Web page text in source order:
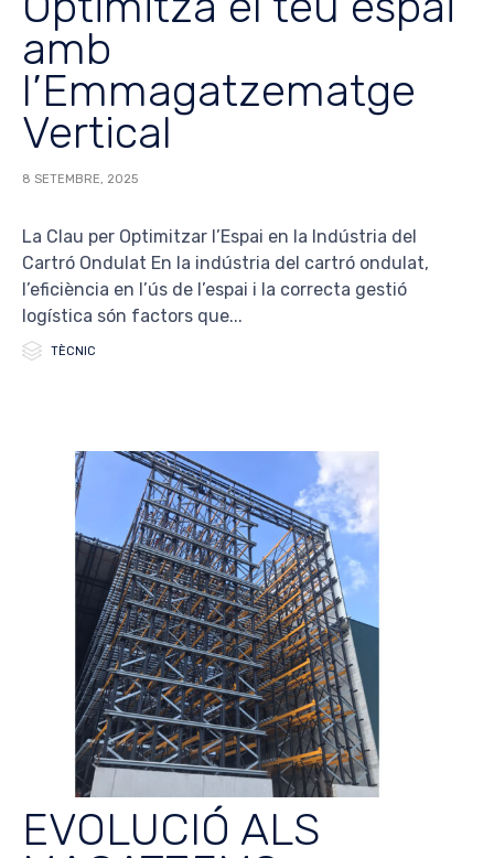
amb
l’Emmagatzematge
Vertical
8 SETEMBRE, 2025
La Clau per Optimitzar l’Espai en la Indústria del
Cartró Ondulat En la indústria del cartró ondulat,
l’eficiència en l’ús de l’espai i la correcta gestió
logística són factors que...
 Category
TÈCNIC
EVOLUCIÓ ALS